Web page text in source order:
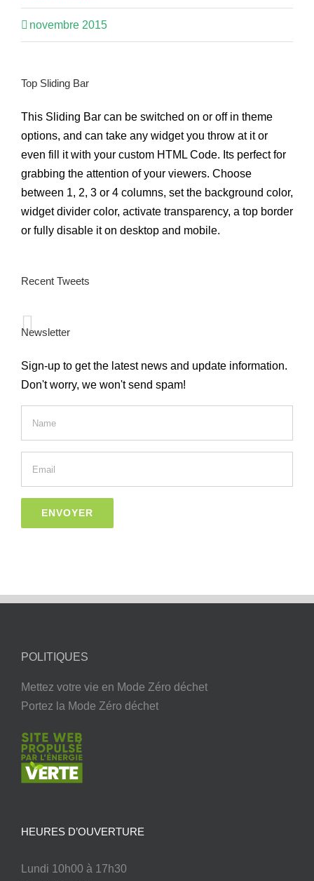
novembre 2015
Top Sliding Bar
This Sliding Bar can be switched on or off in theme
options, and can take any widget you throw at it or
even fill it with your custom HTML Code. Its perfect for
grabbing the attention of your viewers. Choose
between 1, 2, 3 or 4 columns, set the background color,
widget divider color, activate transparency, a top border
or fully disable it on desktop and mobile.
Recent Tweets
Newsletter
Sign-up to get the latest news and update information.
Don't worry, we won't send spam!
POLITIQUES
Mettez votre vie en Mode Zéro déchet
Portez la Mode Zéro déchet
HEURES D’OUVERTURE
Lundi 10h00 à 17h30